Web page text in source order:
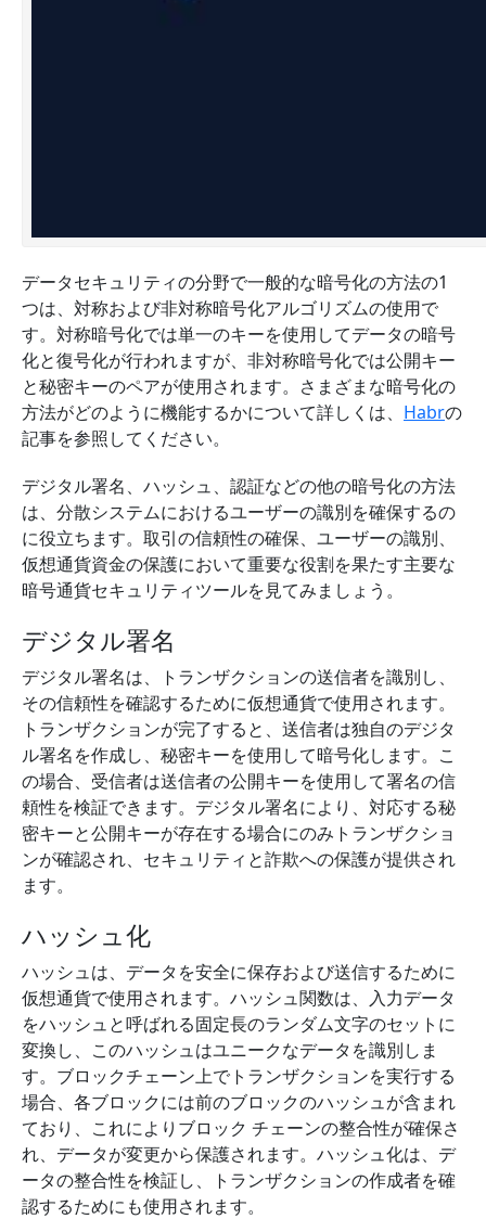
データセキュリティの分野で一般的な暗号化の方法の1
つは、対称および非対称暗号化アルゴリズムの使用で
す。対称暗号化では単一のキーを使用してデータの暗号
化と復号化が行われますが、非対称暗号化では公開キー
と秘密キーのペアが使用されます。さまざまな暗号化の
方法がどのように機能するかについて詳しくは、 Habrの
記事を参照してください。
デジタル署名、ハッシュ、認証などの他の暗号化の方法
は、分散システムにおけるユーザーの識別を確保するの
に役立ちます。取引の信頼性の確保、ユーザーの識別、
仮想通貨資金の保護において重要な役割を果たす主要な
暗号通貨セキュリティツールを見てみましょう。
デジタル署名
デジタル署名は、トランザクションの送信者を識別し、
その信頼性を確認するために仮想通貨で使用されます。
トランザクションが完了すると、送信者は独自のデジタ
ル署名を作成し、秘密キーを使用して暗号化します。こ
の場合、受信者は送信者の公開キーを使用して署名の信
頼性を検証できます。デジタル署名により、対応する秘
密キーと公開キーが存在する場合にのみトランザクショ
ンが確認され、セキュリティと詐欺への保護が提供され
ます。
ハッシュ化
ハッシュは、データを安全に保存および送信するために
仮想通貨で使用されます。ハッシュ関数は、入力データ
をハッシュと呼ばれる固定長のランダム文字のセットに
変換し、このハッシュはユニークなデータを識別しま
す。ブロックチェーン上でトランザクションを実行する
場合、各ブロックには前のブロックのハッシュが含まれ
ており、これによりブロック チェーンの整合性が確保さ
れ、データが変更から保護されます。ハッシュ化は、デ
ータの整合性を検証し、トランザクションの作成者を確
認するためにも使用されます。